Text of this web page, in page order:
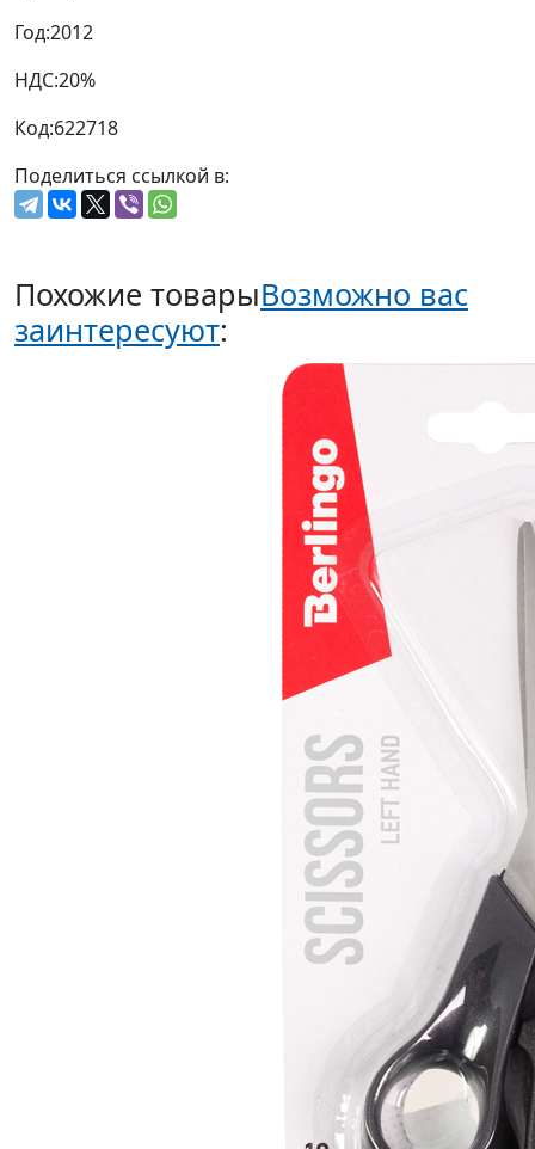
Год:2012
НДС:20%
Код:622718
Поделиться ссылкой в:
Похожие товарыВозможно вас
заинтересуют: